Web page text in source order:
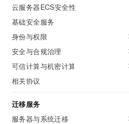
云服务器ECS安全性
基础安全服务
身份与权限
安全与合规治理
可信计算与机密计算
相关协议
迁移服务
服务器与系统迁移